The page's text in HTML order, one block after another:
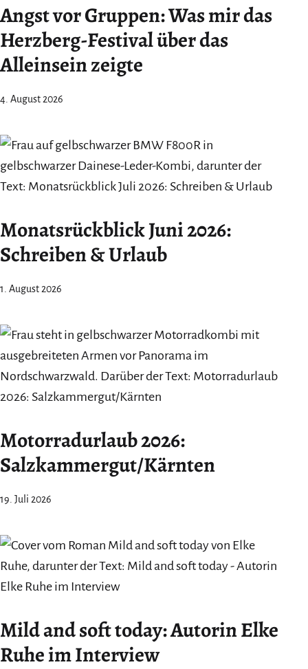
Angst vor Gruppen: Was mir das
Herzberg-Festival über das
Alleinsein zeigte
4. August 2026
Monatsrückblick Juni 2026:
Schreiben & Urlaub
1. August 2026
Motorradurlaub 2026:
Salzkammergut/Kärnten
19. Juli 2026
Mild and soft today: Autorin Elke
Ruhe im Interview